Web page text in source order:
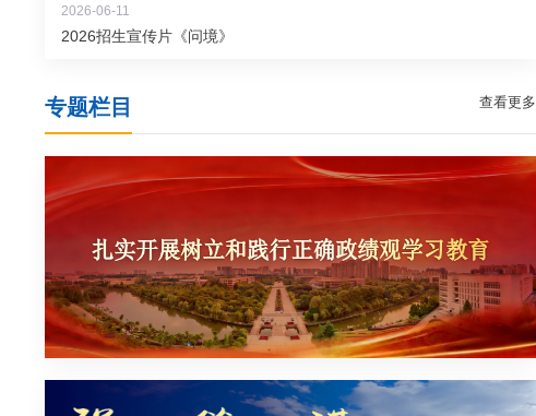
2026-06-11
2026招生宣传片《问境》
专题栏目 查看更多